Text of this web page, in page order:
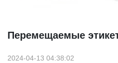
Перемещаемые
2024-04-13 04:38:02